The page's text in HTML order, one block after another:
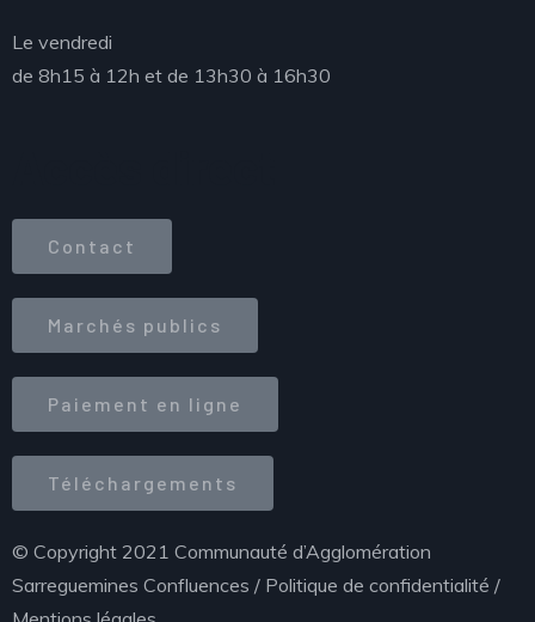
Le vendredi
de 8h15 à 12h et de 13h30 à 16h30
Contact
Marchés publics
Paiement en ligne
Téléchargements
© Copyright 2021 Communauté d’Agglomération
Sarreguemines Confluences / Politique de confidentialité /